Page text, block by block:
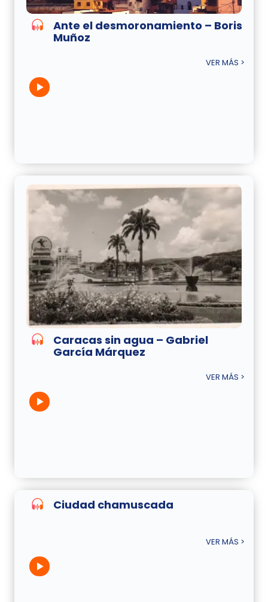
Ante el desmoronamiento – Boris
Muñoz
VER MÁS >
Caracas sin agua – Gabriel
García Márquez
VER MÁS >
Ciudad chamuscada
VER MÁS >